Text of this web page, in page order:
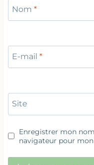
Nom *
E-mail *
Site
Enregistrer mon
navigateur pour